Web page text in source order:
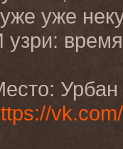
уже
узри: